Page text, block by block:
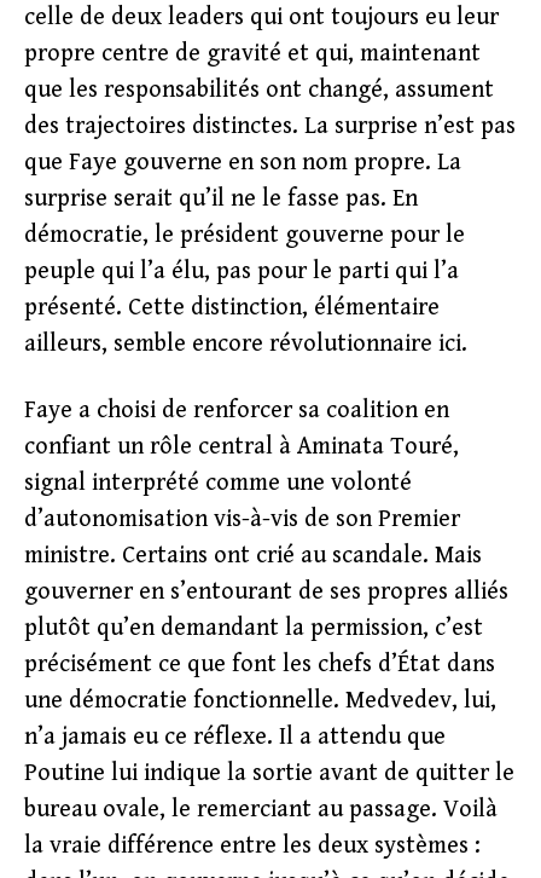
celle de deux leaders qui ont toujours eu leur
propre centre de gravité et qui, maintenant
que les responsabilités ont changé, assument
des trajectoires distinctes. La surprise n’est pas
que Faye gouverne en son nom propre. La
surprise serait qu’il ne le fasse pas. En
démocratie, le président gouverne pour le
peuple qui l’a élu, pas pour le parti qui l’a
présenté. Cette distinction, élémentaire
ailleurs, semble encore révolutionnaire ici.
Faye a choisi de renforcer sa coalition en
confiant un rôle central à Aminata Touré,
signal interprété comme une volonté
d’autonomisation vis-à-vis de son Premier
ministre. Certains ont crié au scandale. Mais
gouverner en s’entourant de ses propres alliés
plutôt qu’en demandant la permission, c’est
précisément ce que font les chefs d’État dans
une démocratie fonctionnelle. Medvedev, lui,
n’a jamais eu ce réflexe. Il a attendu que
Poutine lui indique la sortie avant de quitter le
bureau ovale, le remerciant au passage. Voilà
la vraie différence entre les deux systèmes :